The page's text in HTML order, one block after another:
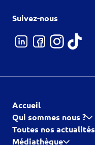
Suivez-nous
Accueil
Qui sommes nous ?
Toutes nos actualités
Médiathèque